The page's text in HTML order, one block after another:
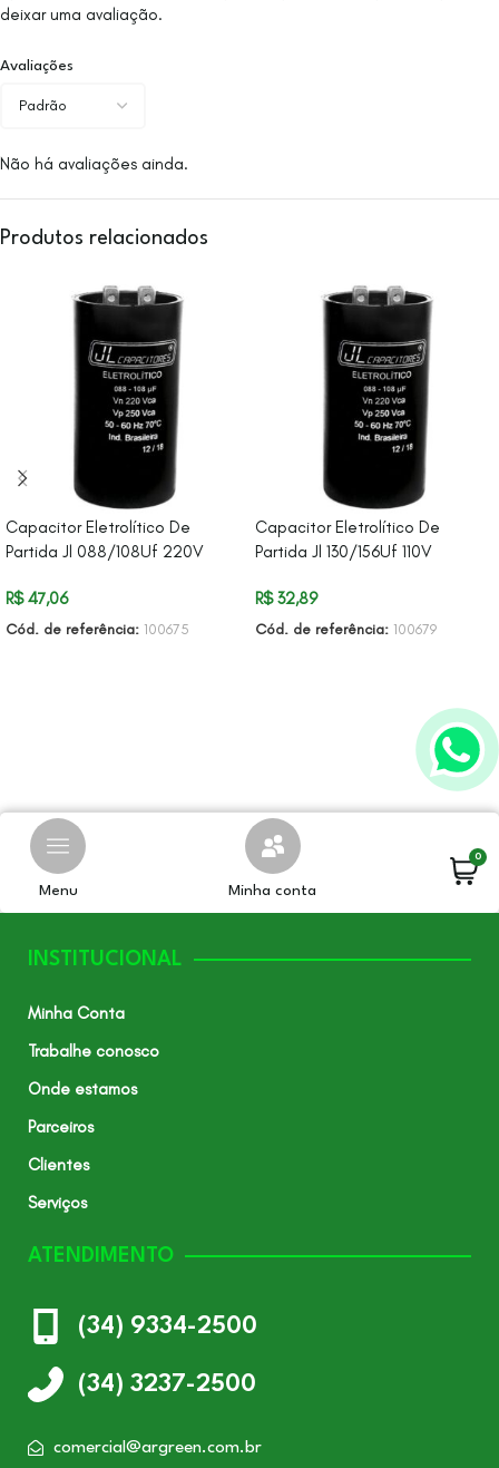
Avaliações
Não há avaliações ainda.
deixar uma avaliação.
Produtos relacionados
Capacitor Eletrolítico De
Partida Jl 088/108Uf 220V
R$47,06
Cód. de referência: 100675
Capacitor Eletrolítico De
Partida Jl 130/156Uf 110V
R$32,89
Cód. de referência: 100679
Menu Minha conta
0
INSTITUCIONAL
Minha Conta
Trabalhe conosco
Onde estamos
Parceiros
Clientes
Serviços
ATENDIMENTO
(34) 9334-2500
(34) 3237-2500
comercial@argreen.com.br